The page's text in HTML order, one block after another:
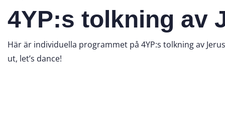
4YP:s tolkning av
Här är individuella programmet på 4YP:s tolkning av
ut, let’s dance!